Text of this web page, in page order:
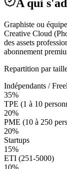
A qui
Graphiste ou
Creative Cloud
des assets
abonnement
Repartition par
Indépendants /
35%
TPE (1 à 10
20%
PME (10 à 250
20%
Startups
15%
ETI (251-5000)
10%